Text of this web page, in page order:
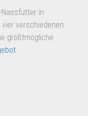
in
verschiedenen
größtmögliche